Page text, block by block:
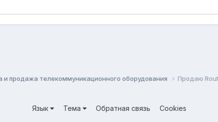
и продажа телекоммуникационного оборудования Продаю
Язык Тема Обратная связь Cookies